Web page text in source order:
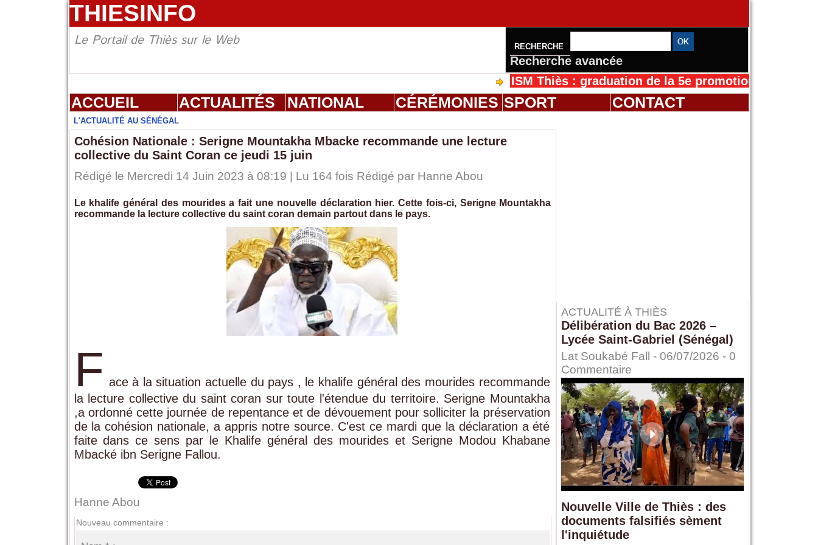
THIESINFO
Le Portail de Thiès sur le Web RECHERCHE
Recherche avancée
ISM Thiès : graduation de la 5e promotion de l’IFMES
ACCUEIL ACTUALITÉS NATIONAL CÉRÉMONIES SPORT CONTACT
L'ACTUALITÉ AU SÉNÉGAL
Cohésion Nationale : Serigne Mountakha Mbacke recommande une lecture
collective du Saint Coran ce jeudi 15 juin
Rédigé le Mercredi 14 Juin 2023 à 08:19 | Lu 164 fois Rédigé par Hanne Abou
Le khalife général des mourides a fait une nouvelle déclaration hier. Cette fois-ci, Serigne Mountakha
recommande la lecture collective du saint coran demain partout dans le pays.
F ace à la situation actuelle du pays , le khalife général des mourides recommande
la lecture collective du saint coran sur toute l'étendue du territoire. Serigne Mountakha
,a ordonné cette journée de repentance et de dévouement pour solliciter la préservation
de la cohésion nationale, a appris notre source. C'est ce mardi que la déclaration a été
faite dans ce sens par le Khalife général des mourides et Serigne Modou Khabane
Mbacké ibn Serigne Fallou.
Hanne Abou
Nouveau commentaire :
ACTUALITÉ À THIÈS
Délibération du Bac 2026 –
Lycée Saint-Gabriel (Sénégal)
Lat Soukabé Fall - 06/07/2026 - 0
Commentaire
Nouvelle Ville de Thiès : des
documents falsifiés sèment
l'inquiétude